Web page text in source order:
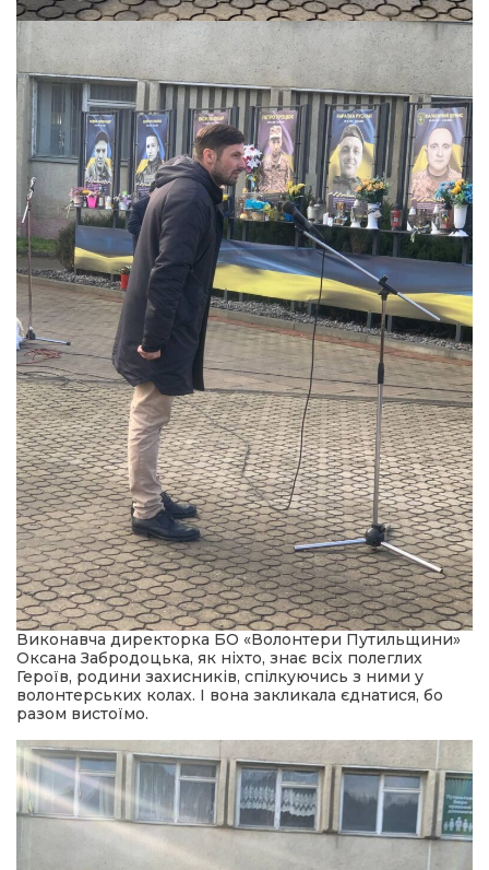
Виконавча директорка БО «Волонтери Путильщини»
Оксана Забродоцька, як ніхто, знає всіх полеглих
Героїв, родини захисників, спілкуючись з ними у
волонтерських колах. І вона закликала єднатися, бо
разом вистоїмо.